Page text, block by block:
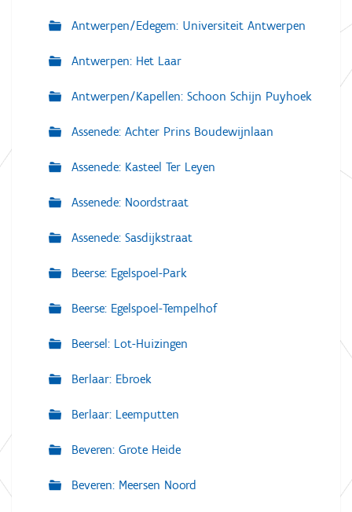
Antwerpen/Edegem: Universiteit Antwerpen
Antwerpen: Het Laar
Antwerpen/Kapellen: Schoon Schijn Puyhoek
Assenede: Achter Prins Boudewijnlaan
Assenede: Kasteel Ter Leyen
Assenede: Noordstraat
Assenede: Sasdijkstraat
Beerse: Egelspoel-Park
Beerse: Egelspoel-Tempelhof
Beersel: Lot-Huizingen
Berlaar: Ebroek
Berlaar: Leemputten
Beveren: Grote Heide
Beveren: Meersen Noord